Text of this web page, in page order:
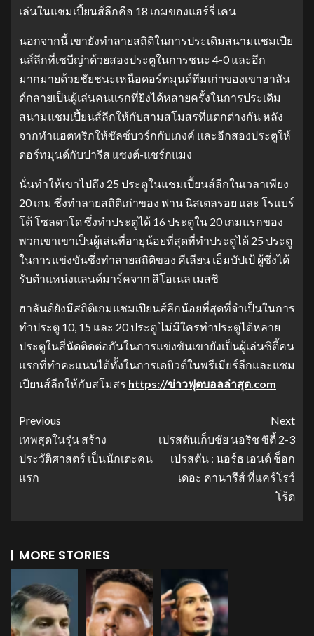
เล่นในแชมเปี้ยนส์ลีกคือ 18 เกมของแฮร์รี่ เคน
นอกจากนี้ เขายังทำลายสถิติในการประเดิมสนามแชมเปีย
นส์ลีกที่เซบีญ่าด้วยสองประตูในการชนะ 4-0 และอีก
มากมายด้วยชัยชนะเหนือดอร์ทมุนด์ทีมเก่าของเขาฮาลัน
ด์กลายเป็นผู้เล่นคนแรกที่ยิงได้หลายครั้งในการประเดิม
สนามแชมเปี้ยนส์ลีกให้กับสามสโมสรที่แตกต่างกัน หลัง
จากทำแฮตทริกให้ซัลซ์บวร์กกับเกงค์ และอีกสองประตูให้
ดอร์ทมุนด์กับปารีส แซงต์-แชร์กแมง
นั่นทำให้เขาไปถึง 25 ประตูในแชมเปี้ยนส์ลีกในเวลาเพียง
20 เกม ซึ่งทำลายสถิติเก่าของ ฟาน นิสเตลรอย และ โรแบร์
โต้ โซลดาโด ซึ่งทำประตูได้ 16 ประตูใน 20 เกมแรกของ
พวกเขาเขาเป็นผู้เล่นที่อายุน้อยที่สุดที่ทำประตูได้ 25 ประตู
ในการแข่งขันซึ่งทำลายสถิติของ คีเลียน เอ็มบัปเป้ ผู้ซึ่งได้
รับตำแหน่งแลนด์มาร์คจาก ลิโอเนล เมสซิ
ฮาลันด์ยังมีสถิติเกมแชมเปียนส์ลีกน้อยที่สุดที่จำเป็นในการ
ทำประตู 10, 15 และ 20 ประตู ไม่มีใครทำประตูได้หลาย
ประตูในสี่นัดติดต่อกันในการแข่งขันเขายังเป็นผู้เล่นซิตี้คน
แรกที่ทำคะแนนได้ทั้งในการเดบิวต์ในพรีเมียร์ลีกและแชม
เปียนส์ลีกให้กับสโมสร https://ข่าวฟุตบอลล่าสุด.com
Previous
เทพสุดในรุ่น สร้าง
ประวัติศาสตร์ เป็นนักเตะคน
แรก
Next
เปรสตันเก็บชัย นอริช ซิตี้ 2-3
เปรสตัน : นอร์ธ เอนด์ ช็อก
เดอะ คานารีส์ ที่แคร์โรว์
โร้ด
MORE STORIES